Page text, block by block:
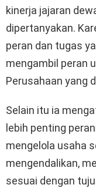
kinerja jajaran
dipertanyakan.
peran dan tugas
mengambil peran
Perusahaan yang
Selain itu ia
lebih penting
mengelola usaha
mengendalikan,
sesuai dengan